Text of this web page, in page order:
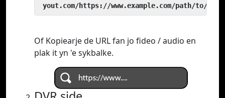
yout.com/https://www.example.com/path/to/
Of Kopiearje de URL fan jo fideo / audio en
plak it yn 'e sykbalke.